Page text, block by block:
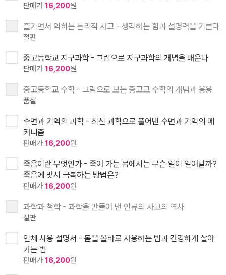
판매가 16,200원
즐기면서 익히는 논리적 사고 - 생각하는 힘과 설명력을 기른다
절판
중고등학교 지구과학 - 그림으로 지구과학의 개념을 배운다
판매가 16,200원
중고등학교 수학 - 그림으로 보는 중고교 수학의 개념과 응용
품절
수면과 기억의 과학 - 최신 과학으로 풀어낸 수면과 기억의 메
커니즘
판매가 16,200원
죽음이란 무엇인가 - 죽어 가는 몸에서는 무슨 일이 일어날까?
죽음에 맞서 극복하는 방법은?
판매가 16,200원
과학과 철학 - 과학을 만들어 낸 인류의 사고의 역사
절판
인체 사용 설명서 - 몸을 올바로 사용하는 법과 건강하게 살아
가는 법
판매가 16,200원